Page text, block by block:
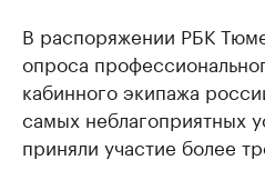
В распоряжении РБК
опроса
кабинного экипажа
самых неблагоприятных
приняли участие более